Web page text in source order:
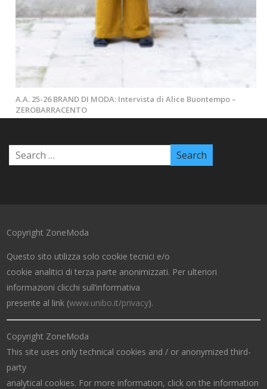
A.A. 25-26 BRAND DI MODA: Intervista di Alice Buontempo –
ZEROBARRACENTO
Copyright ZoneModa
Questo sito utilizza solo cookie tecnici e/o
cookie analitici di terza parte anonimizzati. Per ulteriori
informazioni clicchi sull’informativa
presente al link (www.unibo.it/privacy).
Copyright ZoneModa
This site uses only technical cookies and / or anonymized third-
party
analytical cookies. For more information, click on the information